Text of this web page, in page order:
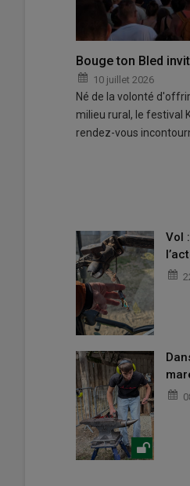
Bouge ton Bled
10 juillet 2026
Né de la volonté
milieu rural, le festival
rendez-vous
Vol